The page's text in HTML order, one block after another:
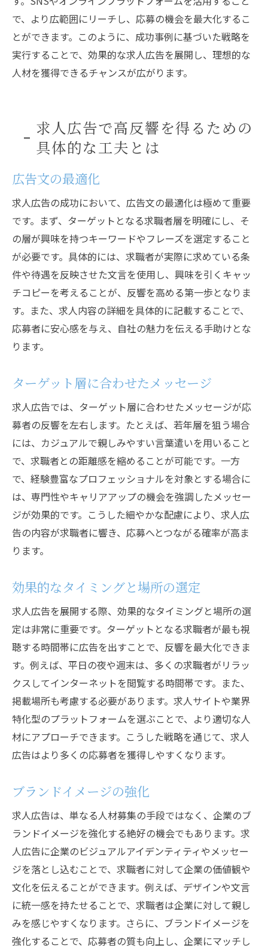
で、より広範囲にリーチし、応募の機会を最大化するこ
とができます。このように、成功事例に基づいた戦略を
実行することで、効果的な求人広告を展開し、理想的な
人材を獲得できるチャンスが広がります。
求人広告で高反響を得るための
具体的な工夫とは
広告文の最適化
求人広告の成功において、広告文の最適化は極めて重要
です。まず、ターゲットとなる求職者層を明確にし、そ
の層が興味を持つキーワードやフレーズを選定すること
が必要です。具体的には、求職者が実際に求めている条
件や待遇を反映させた文言を使用し、興味を引くキャッ
チコピーを考えることが、反響を高める第一歩となりま
す。また、求人内容の詳細を具体的に記載することで、
応募者に安心感を与え、自社の魅力を伝える手助けとな
ります。
ターゲット層に合わせたメッセージ
求人広告では、ターゲット層に合わせたメッセージが応
募者の反響を左右します。たとえば、若年層を狙う場合
には、カジュアルで親しみやすい言葉遣いを用いること
で、求職者との距離感を縮めることが可能です。一方
で、経験豊富なプロフェッショナルを対象とする場合に
は、専門性やキャリアアップの機会を強調したメッセー
ジが効果的です。こうした細やかな配慮により、求人広
告の内容が求職者に響き、応募へとつながる確率が高ま
ります。
効果的なタイミングと場所の選定
求人広告を展開する際、効果的なタイミングと場所の選
定は非常に重要です。ターゲットとなる求職者が最も視
聴する時間帯に広告を出すことで、反響を最大化できま
す。例えば、平日の夜や週末は、多くの求職者がリラッ
クスしてインターネットを閲覧する時間帯です。また、
掲載場所も考慮する必要があります。求人サイトや業界
特化型のプラットフォームを選ぶことで、より適切な人
材にアプローチできます。こうした戦略を通じて、求人
広告はより多くの応募者を獲得しやすくなります。
ブランドイメージの強化
求人広告は、単なる人材募集の手段ではなく、企業のブ
ランドイメージを強化する絶好の機会でもあります。求
人広告に企業のビジュアルアイデンティティやメッセー
ジを落とし込むことで、求職者に対して企業の価値観や
文化を伝えることができます。例えば、デザインや文言
に統一感を持たせることで、求職者は企業に対して親し
みを感じやすくなります。さらに、ブランドイメージを
強化することで、応募者の質も向上し、企業にマッチし